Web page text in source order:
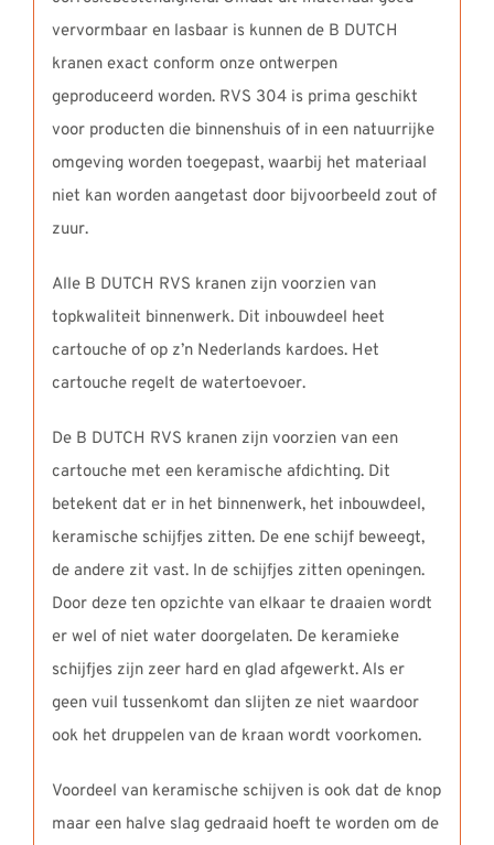
vervormbaar en lasbaar is kunnen de B DUTCH
kranen exact conform onze ontwerpen
geproduceerd worden. RVS 304 is prima geschikt
voor producten die binnenshuis of in een natuurrijke
omgeving worden toegepast, waarbij het materiaal
niet kan worden aangetast door bijvoorbeeld zout of
zuur.
Alle B DUTCH RVS kranen zijn voorzien van
topkwaliteit binnenwerk. Dit inbouwdeel heet
cartouche of op z’n Nederlands kardoes. Het
cartouche regelt de watertoevoer.
De B DUTCH RVS kranen zijn voorzien van een
cartouche met een keramische afdichting. Dit
betekent dat er in het binnenwerk, het inbouwdeel,
keramische schijfjes zitten. De ene schijf beweegt,
de andere zit vast. In de schijfjes zitten openingen.
Door deze ten opzichte van elkaar te draaien wordt
er wel of niet water doorgelaten. De keramieke
schijfjes zijn zeer hard en glad afgewerkt. Als er
geen vuil tussenkomt dan slijten ze niet waardoor
ook het druppelen van de kraan wordt voorkomen.
Voordeel van keramische schijven is ook dat de knop
maar een halve slag gedraaid hoeft te worden om de